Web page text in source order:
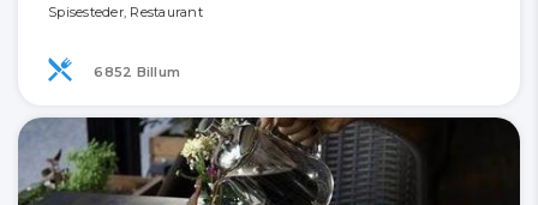
Spisesteder, Restaurant
6852 Billum